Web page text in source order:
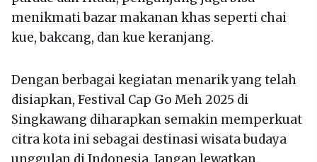
menikmati bazar makanan khas seperti chai
kue, bakcang, dan kue keranjang.
Dengan berbagai kegiatan menarik yang telah
disiapkan, Festival Cap Go Meh 2025 di
Singkawang diharapkan semakin memperkuat
citra kota ini sebagai destinasi wisata budaya